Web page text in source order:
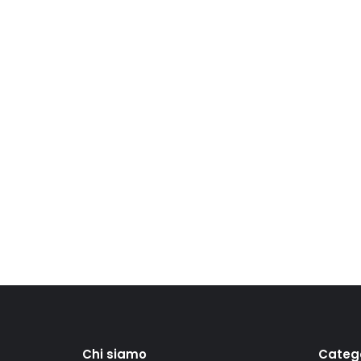
Chi siamo